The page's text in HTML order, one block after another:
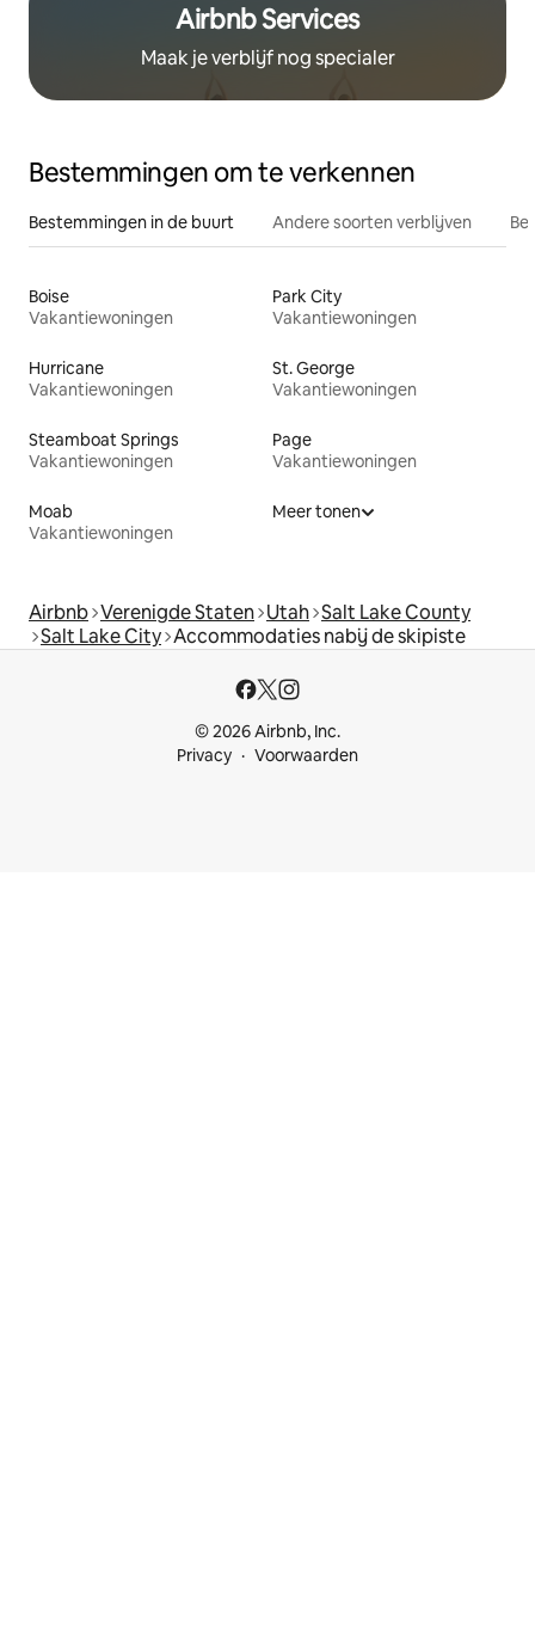
Airbnb Services
Maak je verblijf nog specialer
Bestemmingen om te verkennen
Bestemmingen in de buurt Andere soorten verblijven
Boise
Vakantiewoningen
Park City
Vakantiewoningen
Hurricane
Vakantiewoningen
St. George
Vakantiewoningen
Steamboat Springs
Vakantiewoningen
Page
Vakantiewoningen
Moab
Vakantiewoningen
Meer tonen
Airbnb Verenigde Staten Utah Salt Lake County
Salt Lake City Accommodaties nabij de skipiste
© 2026 Airbnb, Inc.
Privacy
Voorwaarden